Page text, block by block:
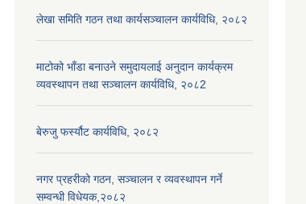
लेखा समिति गठन तथा कार्यसञ्चालन कार्यविधि, २०८२
माटोको भाँडा बनाउने समुदायलाई अनुदान कार्यक्रम
व्यवस्थापन तथा सञ्चालन कार्यविधि, २०८2
बेरुजु फर्स्यौट कार्यविधि, २०८२
नगर प्रहरीको गठन, सञ्चालन र व्यवस्थापन गर्ने
सम्वन्धी विधेयक,२०८२